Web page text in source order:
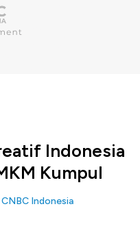
Indonesia
Kumpul
CNBC Indonesia